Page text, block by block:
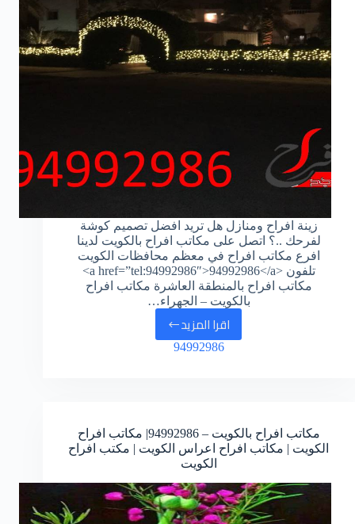
زينة افراح ومنازل هل تريد افضل تصميم كوشة
لفرحك ..؟ اتصل على مكاتب افراح بالكويت لدينا
افرع مكاتب افراح في معظم محافظات الكويت
تلفون <a href=”tel:94992986″>94992986</a>
مكاتب افراح بالمنطقة العاشرة مكاتب افراح
بالكويت – الجهراء…
اقرا المزيد
زينة
افراح
94992986
مكاتب افراح بالكويت –94992986| مكاتب افراح
الكويت | مكاتب افراح اعراس الكويت | مكتب افراح
الكويت